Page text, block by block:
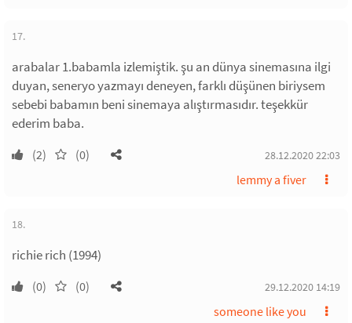
17.
arabalar 1.babamla izlemiştik. şu an dünya sinemasına ilgi
duyan, seneryo yazmayı deneyen, farklı düşünen biriysem
sebebi babamın beni sinemaya alıştırmasıdır. teşekkür
ederim baba.
(2) (0) 28.12.2020 22:03
lemmy a fiver
18.
richie rich (1994)
(0) (0) 29.12.2020 14:19
someone like you